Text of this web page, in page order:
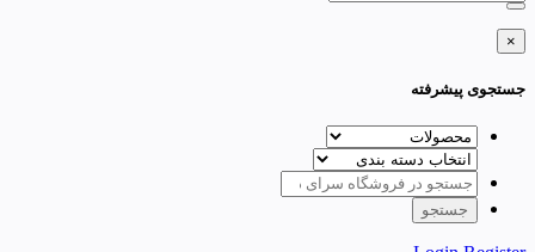
×
جستجوی پیشرفته